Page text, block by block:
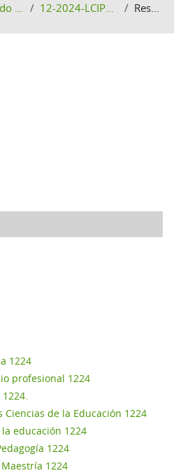
Período 12-2024 12-2024-LCIPS-LM1200-1 Resumen
1224
profesional 1224
de la Educación 1224
educación 1224
1224
1224